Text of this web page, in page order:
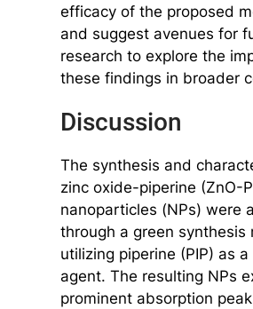
efficacy of the proposed
and suggest avenues for
research to explore the
these findings in broader
Discussion
The synthesis and
zinc oxide-piperine (ZnO-
nanoparticles (NPs) were
through a green synthesis
utilizing piperine (PIP) as a
agent. The resulting NPs
prominent absorption